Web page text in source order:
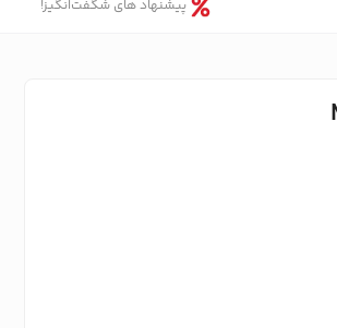
پیشنهاد های شگفت‌انگیز!